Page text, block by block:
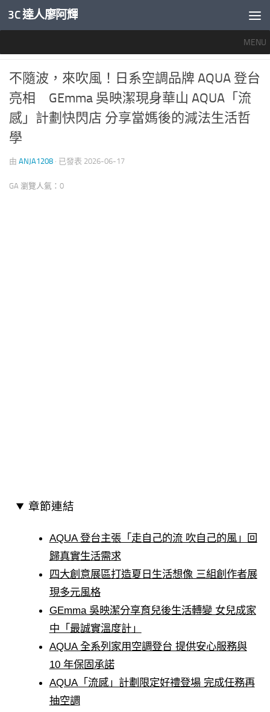
內文下方
3C 達人廖阿輝
MENU
0
不隨波，來吹風！日系空調品牌 AQUA 登台
亮相 GEmma 吳映潔現身華山 AQUA「流
感」計劃快閃店 分享當媽後的減法生活哲
學
由 ANJA1208 · 已發表 2026-06-17
GA 瀏覽人氣：0
章節連結
AQUA 登台主張「走自己的流 吹自己的風」回
歸真實生活需求
四大創意展區打造夏日生活想像 三組創作者展
現多元風格
GEmma 吳映潔分享育兒後生活轉變 女兒成家
中「最誠實溫度計」
AQUA 全系列家用空調登台 提供安心服務與
10 年保固承諾
AQUA「流感」計劃限定好禮登場 完成任務再
抽空調